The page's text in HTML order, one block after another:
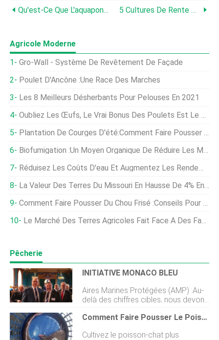
Qu'est-Ce Que L'aquaponie Et Comment Ça Marche ? 5 Cultures De Rente Pour Les Petites Fermes Biologiques En Inde Pour Gagner De Gros Bénéfices
Agricole Moderne
Gro-Wall - Système De Revêtement De Façade
Poulet D'Ancône :une Race Des Marches
Les 8 Meilleurs Désherbants Pour Pelouses En 2021
Oubliez Les Œufs, Le Vrai Bonus Des Poulets Est Le Divertissement Qu'ils Offrent
Plantation De Courges D'été:Comment Faire Pousser Des Courges D'été
Biofumigation :un Moyen Organique De Réduire Les Maladies Transmises Par Le Sol
Réduisez Les Coûts D'eau Et Augmentez Les Rendements Avec Le Système De Tuyau D'entraînement
La Valeur Des Terres Du Missouri En Hausse De 4% En Moyenne
Comment Faire Pousser Du Chou Frisé :Conseils Pour La Plantation, Prévenir Les Nuisibles, Et Récolter Des Plantes Saines
Le Marché Des Terres Agricoles Fait Face À Des Facteurs Opposés Dans Les Mois À Venir
Pêcherie
INITIATIVE MONACO BLEU
Aires Marines Protégées (AMP) :Au-
delà des chiffres cibles, nous devons
nous assurer de leur efficacité par
Thierry Chopin A fin mars, Jai eu le
Initiative (MBI) pour la quatrième fois.
Comment Faire Pousser Le Poisson-Chat Plus Rapidement Guide D'information
Cultivez le poisson-chat plus